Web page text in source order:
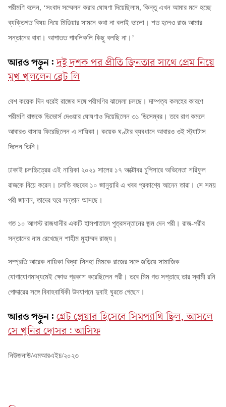
পরীমণি বলেন, ‘সংবাদ সম্মেলন করার ঘোষণা দিয়েছিলাম, কিন্তু এখন আমার মনে হচ্ছে
ব্যক্তিগত বিষয় নিয়ে মিডিয়ার সামনে কথা না বলাই ভালো। শত হলেও রাজ আমার
সন্তানের বাবা। আপাতত পাবলিকলি কিছু বলছি না।’
আরও পড়ুন: দুই দশক পর প্রীতি জিনতার সাথে প্রেম নিয়ে
মুখ খুললেন ব্রেট লি
বেশ কয়েক দিন ধরেই রাজের সঙ্গে পরীমণির ঝামেলা চলছে। দাম্পত্য কলহের কারণে
পরীমণি রাজকে ডিভোর্স দেওয়ার ঘোষণাও দিয়েছিলেন ৩১ ডিসেম্বর। তবে রাগ কমলে
আবারও বাসায় ফিরেছিলেন এ নায়িকা। কয়েক ঘণ্টার ব্যবধানে আবারও ওই স্ট্যাটাস
দিলেন তিনি।
ঢাকাই চলচ্চিত্রের এই নায়িকা ২০২১ সালের ১৭ অক্টোবর চুপিসারে অভিনেতা শরিফুল
রাজকে বিয়ে করেন। চলতি বছরের ১০ জানুয়ারি এ খবর প্রকাশ্যে আনেন তারা। সে সময়
পরী জানান, তাদের ঘরে সন্তান আসছে।
গত ১০ আগস্ট রাজধানীর একটি হাসপাতালে পুত্রসন্তানের জন্ম দেন পরী। রাজ-পরীর
সন্তানের নাম রেখেছেন শাহীম মুহাম্মদ রাজ্য।
সম্প্রতি আরেক নায়িকা বিদ্যা সিনহা মিমকে রাজের সঙ্গে জড়িয়ে সামাজিক
যোগাযোগমাধ্যমেই ক্ষোভ প্রকাশ করেছিলেন পরী। তবে মিম গত সপ্তাহে তার স্বামী রনি
পোদ্দারের সঙ্গে বিবাহবার্ষিকী উদযাপনে দুবাই ঘুরতে গেছেন।
আরও পড়ুন: গ্রেট প্লেয়ার হিসেবে সিমপ‍্যাথি ছিল, আসলে
সে খুনির দোসর: আসিফ
নিউজনাউ/এমআরএইচ/২০২৩